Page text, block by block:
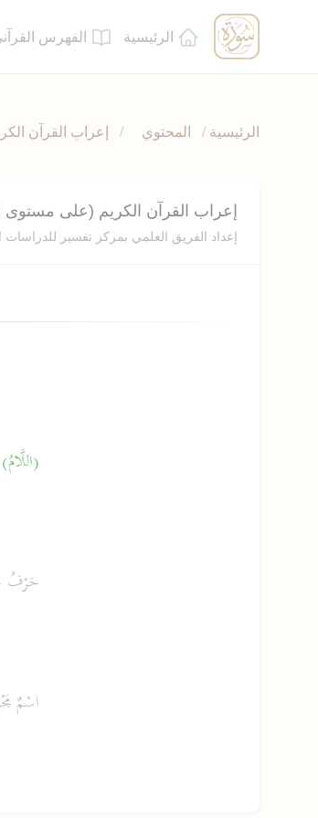
الرئيسية الفهرس
الرئيسية / المحتوي / إعراب القرآن
إعراب القرآن الكريم (على مستوى
إعداد الفريق العلمي بمركز تفسير للدراسات
(اللَّامُ)
حَرْفُ
اسْمٌ